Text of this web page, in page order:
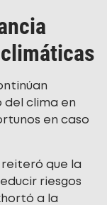
clima en
en caso
que la
riesgos
a la